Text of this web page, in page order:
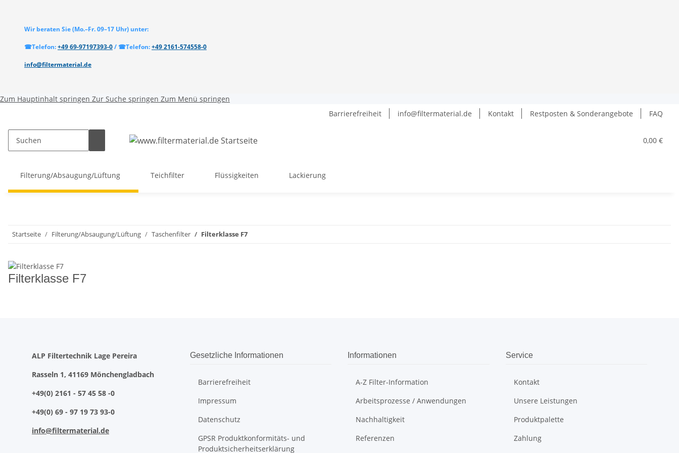
Wir beraten Sie(Mo.–Fr. 09–17 Uhr) unter:
☎Telefon:+49 69-97197393-0/ ☎Telefon:+49 2161-574558-0
info@filtermaterial.de
Zum Hauptinhalt springen Zur Suche springen Zum Menü springen
Barrierefreiheit
info@filtermaterial.de Kontakt Restposten & Sonderangebote FAQ
0,00 €
Filterung/Absaugung/Lüftung Teichfilter Flüssigkeiten Lackierung
Startseite Filterung/Absaugung/Lüftung Taschenfilter Filterklasse F7
Filterklasse F7
ALP Filtertechnik Lage Pereira
Rasseln 1, 41169 Mönchengladbach
+49(0) 2161 - 57 45 58 -0
+49(0) 69 - 97 19 73 93-0
info@filtermaterial.de
Gesetzliche Informationen
Barrierefreiheit
Impressum
Datenschutz
GPSR Produktkonformitäts- und
Produktsicherheitserklärung
Informationen
A-Z Filter-Information
Arbeitsprozesse / Anwendungen
Nachhaltigkeit
Referenzen
Service
Kontakt
Unsere Leistungen
Produktpalette
Zahlung